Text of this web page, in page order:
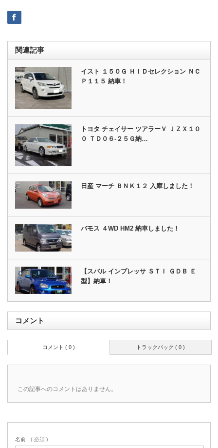
関連記事
イスト １５０Ｇ ＨＩＤセレクション ＮＣ
Ｐ１１５ 納車！
トヨタ チェイサー ツアラーＶ ＪＺＸ１０
０ ＴＤ０６‐２５Ｇ納…
日産 マーチ ＢＮＫ１２ 入庫しました！
バモス ４WD HM2 納車しました！
【スバル インプレッサ ＳＴＩ ＧＤＢ Ｅ
型】納車！
コメント
トラックバック ( 0 )
コメント ( 0 )
この記事へのコメントはありません。
名前 ( 必須 )